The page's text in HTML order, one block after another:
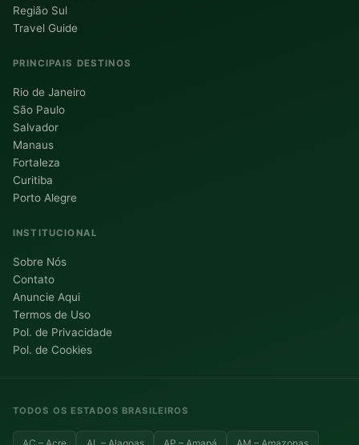
Região Sul
Travel Guide
PRINCIPAIS DESTINOS
Rio de Janeiro
São Paulo
Salvador
Manaus
Fortaleza
Curitiba
Porto Alegre
INSTITUCIONAL
Sobre Nós
Contato
Anuncie Aqui
Termos de Uso
Pol. de Privacidade
Pol. de Cookies
TODOS OS ESTADOS BRASILEIROS